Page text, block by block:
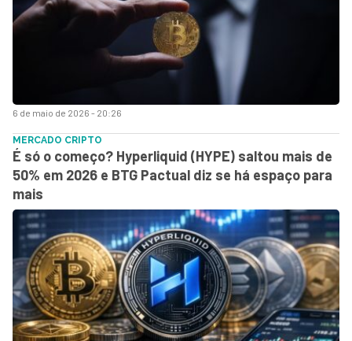
6 de maio de 2026 - 20:26
MERCADO CRIPTO
É só o começo? Hyperliquid (HYPE) saltou mais de
50% em 2026 e BTG Pactual diz se há espaço para
mais